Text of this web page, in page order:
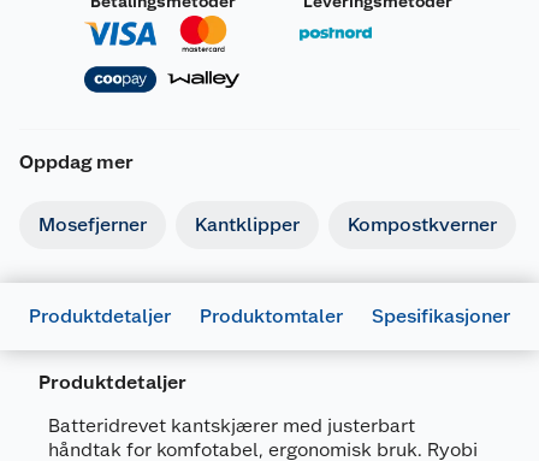
Oppdag mer
Mosefjerner Kantklipper Kompostkverner
Produktdetaljer Produktomtaler Spesifikasjoner
Produktdetaljer
Batteridrevet kantskjærer med justerbart
håndtak for komfotabel, ergonomisk bruk. Ryobi